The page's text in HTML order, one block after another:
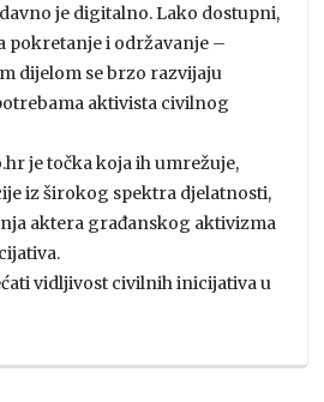
je digitalno. Lako dostupni,
pokretanje i održavanje –
dijelom se brzo razvijaju
aktivista civilnog
je točka koja ih umrežuje,
iz širokog spektra djelatnosti,
aktera građanskog aktivizma
vidljivost civilnih inicijativa u